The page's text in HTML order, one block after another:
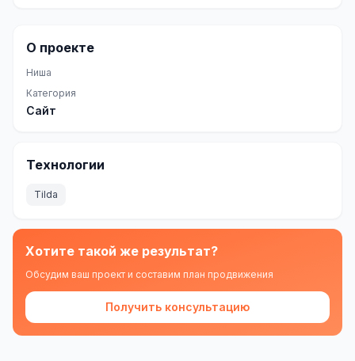
Одноклассники
TikTok
A/B тестирование
Сегментация базы
Персонализация
КОПИРАЙТИНГ
О проекте
Ниша
Категория
Сайт
Технологии
Tilda
Хотите такой же результат?
Обсудим ваш проект и составим план продвижения
Получить консультацию